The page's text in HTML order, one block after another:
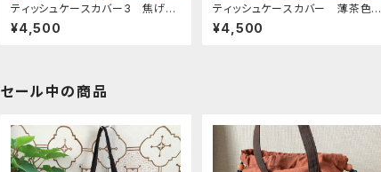
ティッシュケースカバー3 焦げ
茶 ワイルーロ大玉付き シピボ
族の泥染め
¥4,500
ティッシュケースカバー 薄茶色
ココナッツボタン
¥4,500
セール中の商品